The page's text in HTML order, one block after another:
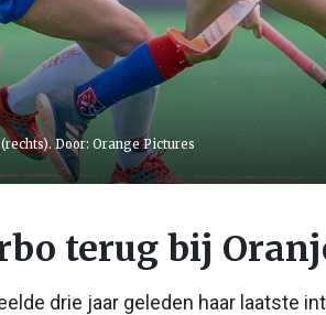
Door: Orange Pictures
terug bij
drie jaar geleden haar laatste